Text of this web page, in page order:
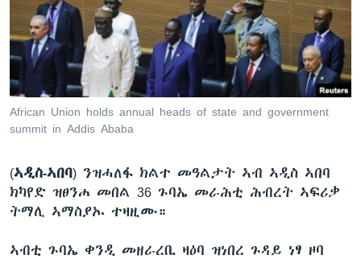
ቂሔ ጽልሚ
ቋንቋታት
African Union holds annual heads of state and government
summit in Addis Ababa
(ኣዲስ-ኣበባ) ንዝሓለፋ ክልተ መዓልታት ኣብ ኣዲስ ኣበባ
ክካየድ ዝፀንሐ መበል 36 ጉባኤ መራሕቲ ሕብረት ኣፍሪቃ
ትማሊ ኣማስያኡ ተዛዚሙ።
ኣብቲ ጉባኤ ቀንዲ መዘራረቢ ዛዕባ ዝነበረ ጉዳይ ነፃ ዞባ